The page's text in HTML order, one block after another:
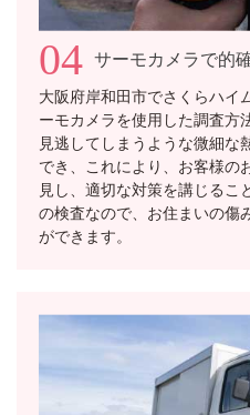
04 サーモカメラで的
大阪府岸和田市でさくらハイ
ーモカメラを使用した調査方
見逃してしまうような微細
でき、これにより、お客様の
見し、適切な対策を講じる
の検査なので、お住まいの傷
ができます。